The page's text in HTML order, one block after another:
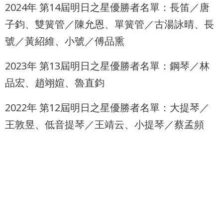
息
文
宣
品
及
出
品
行
2024年 第14屆明日之星優勝者名單：長笛／唐
子鈞、雙簧管／陳允恩、單簧管／古湯詠晴、長
號／黃紹維、小號／傅品熏
2023年 第13屆明日之星優勝者名單：鋼琴／林
品宏、趙翊媗、魯直鈞
2022年 第12屆明日之星優勝者名單：大提琴／
王敦昱、低音提琴／王靖云、小提琴／蔡孟頻